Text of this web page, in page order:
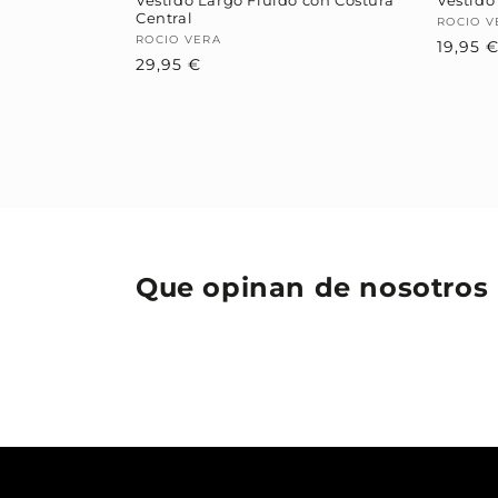
Central
Proveedor:
ROCIO VERA
Precio
29,95 €
ROCIO
19,95 €
Que opinan de nosotros